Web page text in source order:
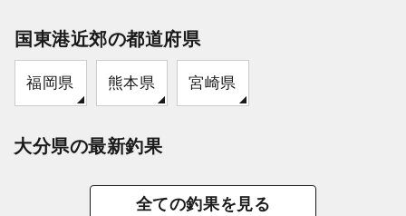
国東港近郊の都道府県
福岡県 熊本県 宮崎県
大分県の最新釣果
全ての釣果を見る